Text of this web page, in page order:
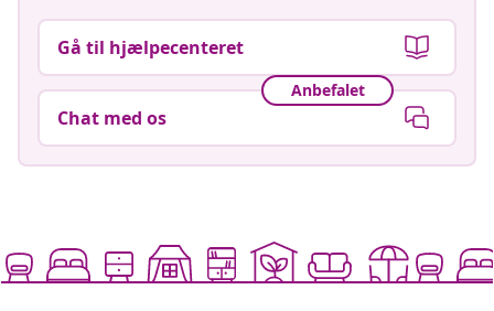
Gå til hjælpecenteret
Anbefalet
Chat med os